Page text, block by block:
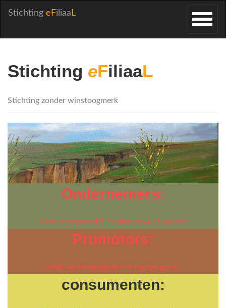
Stichting eFiliaa L
Stichting eFiliaaL
Stichting zonder winstoogmerk
Ondernemers:
Meer verkopen bij minder werk en kosten
Promotors:
Geld verdienen door het weg te geven
consumenten: